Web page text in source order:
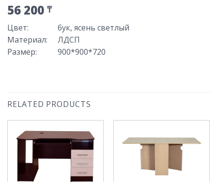
56 200 ₸
Цвет:
бук, ясень светлый
Материал:
ЛДСП
Размер: 900*900*720
RELATED PRODUCTS